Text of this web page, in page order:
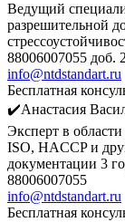
Ведущий
разрешительной
88006007055 доб.
info@ntdstandart.ru
Бесплатная
✔️Анастасия
Эксперт в
ISO, HACCP и
документации 3
88006007055
info@ntdstandart.ru
Бесплатная